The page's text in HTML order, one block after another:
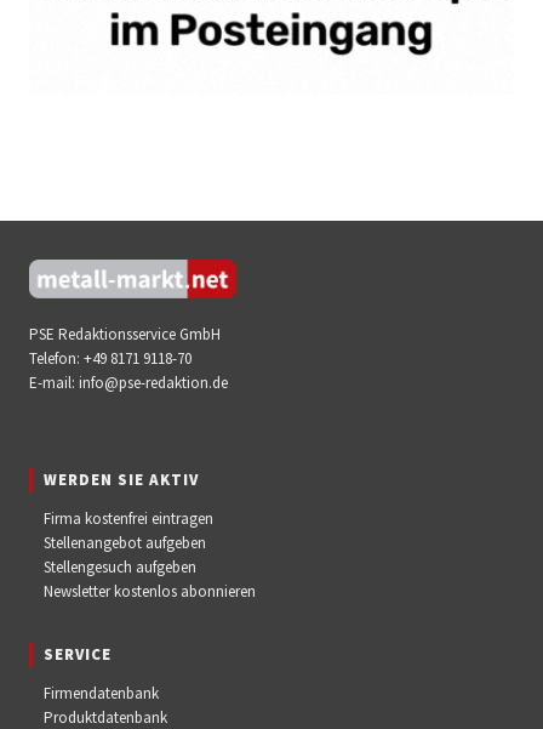
PSE Redaktionsservice GmbH
Telefon: +49 8171 9118-70
E-mail: info@pse-redaktion.de
WERDEN SIE AKTIV
Firma kostenfrei eintragen
Stellenangebot aufgeben
Stellengesuch aufgeben
Newsletter kostenlos abonnieren
SERVICE
Firmendatenbank
Produktdatenbank